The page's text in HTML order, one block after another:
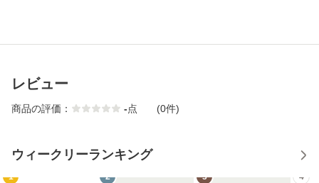
レビュー
商品の評価： -点 (0件)
ウィークリーランキング
1 2 3 4